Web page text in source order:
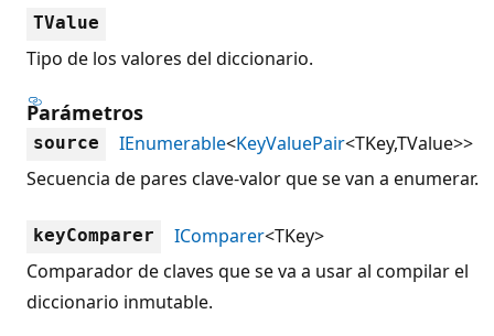
TValue
Tipo de los valores del diccionario.
Parámetros
source IEnumerable<KeyValuePair<TKey,TValue>>
Secuencia de pares clave-valor que se van a enumerar.
keyComparer IComparer<TKey>
Comparador de claves que se va a usar al compilar el
diccionario inmutable.